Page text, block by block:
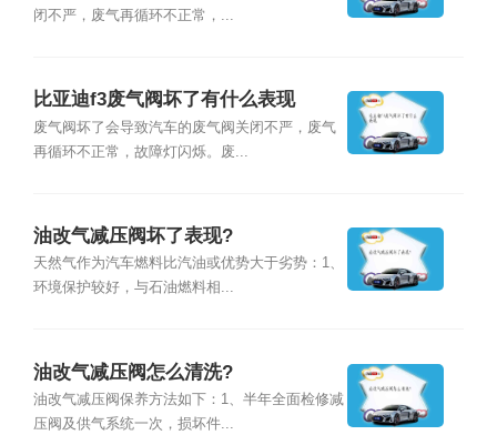
闭不严，废气再循环不正常，...
比亚迪f3废气阀坏了有什么表现
废气阀坏了会导致汽车的废气阀关闭不严，废气
再循环不正常，故障灯闪烁。废...
油改气减压阀坏了表现?
天然气作为汽车燃料比汽油或优势大于劣势：1、
环境保护较好，与石油燃料相...
油改气减压阀怎么清洗?
油改气减压阀保养方法如下：1、半年全面检修减
压阀及供气系统一次，损坏件...